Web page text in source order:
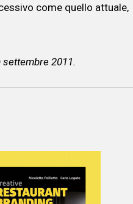
come quello attuale,
2011.